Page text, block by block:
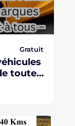
Gratuit
toutes